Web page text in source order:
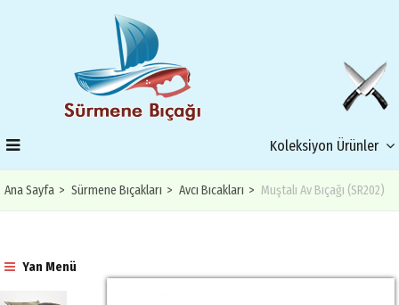
Koleksiyon Ürünler
Ana Sayfa Sürmene Bıçakları Avcı Bıcakları Muştalı Av Bıçağı (SR202)
Yan Menü